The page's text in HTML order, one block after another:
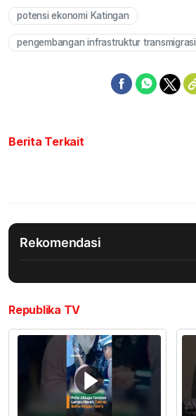
potensi ekonomi Katingan
pengembangan infrastruktur transmigrasi
Berita Terkait
Rekomendasi
Republika TV